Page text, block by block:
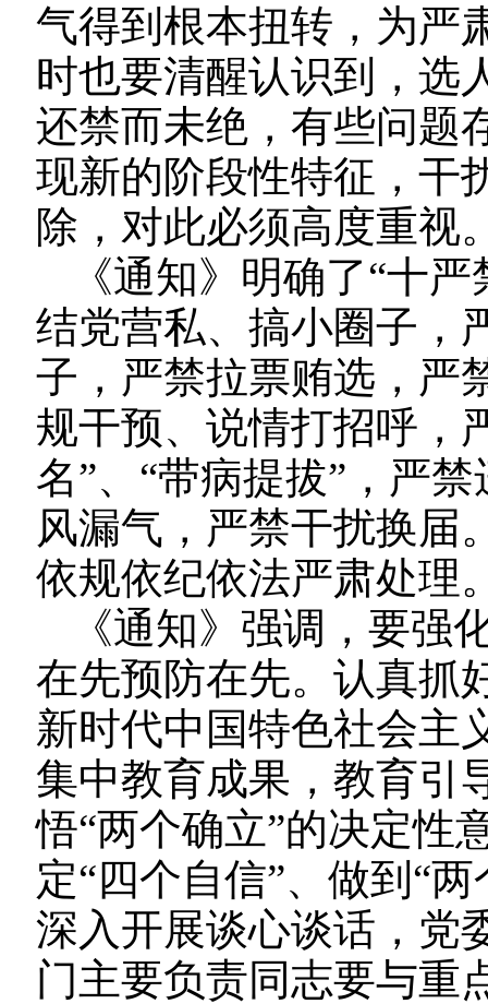
气得到根本扭转，为严
时也要清醒认识到，选
还禁而未绝，有些问题
现新的阶段性特征，干
除，对此必须高度重视
《通知》明确了“十
结党营私、搞小圈子，
子，严禁拉票贿选，严
规干预、说情打招呼，
名”、“带病提拔”，严
风漏气，严禁干扰换届
依规依纪依法严肃处理
《通知》强调，要强
在先预防在先。认真抓
新时代中国特色社会主
集中教育成果，教育引
悟“两个确立”的决定性
定“四个自信”、做到“
深入开展谈心谈话，党
门主要负责同志要与重